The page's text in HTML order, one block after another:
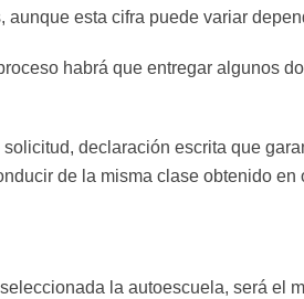
aunque esta cifra puede variar
habrá que entregar algunos
declaración escrita que
de la misma clase obtenido
la autoescuela, será el